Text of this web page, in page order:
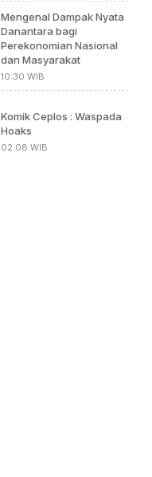
Mengenal Dampak Nyata
Danantara bagi
Perekonomian Nasional
dan Masyarakat
10:30 WIB
Komik Ceplos : Waspada
Hoaks
02:08 WIB